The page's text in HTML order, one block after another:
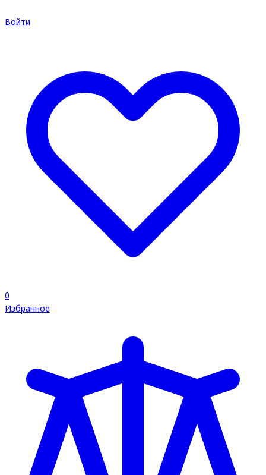
Войти
0
Избранное